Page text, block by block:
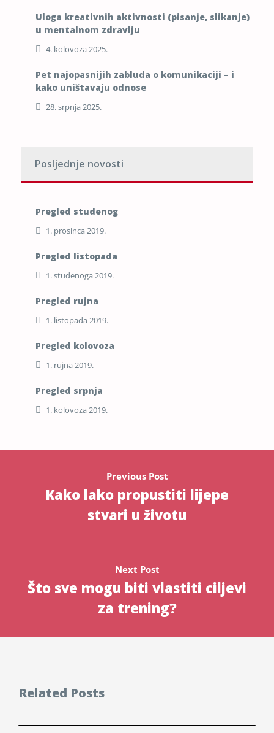
Uloga kreativnih aktivnosti (pisanje, slikanje)
u mentalnom zdravlju
4. kolovoza 2025.
Pet najopasnijih zabluda o komunikaciji – i
kako uništavaju odnose
28. srpnja 2025.
Posljednje novosti
Pregled studenog
1. prosinca 2019.
Pregled listopada
1. studenoga 2019.
Pregled rujna
1. listopada 2019.
Pregled kolovoza
1. rujna 2019.
Pregled srpnja
1. kolovoza 2019.
Previous Post
Kako lako propustiti lijepe
stvari u životu
Next Post
Što sve mogu biti vlastiti ciljevi
za trening?
Related Posts